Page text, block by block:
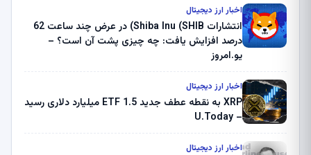
ثبت کرد – گزارش کریپتو صبح – U.Today
اخبار ارز دیجیتال
انتشارات Shiba Inu (SHIB) در عرض چند ساعت 62
درصد افزایش یافت: چه چیزی پشت آن است؟ –
یو.امروز
اخبار ارز دیجیتال
XRP به نقطه عطف جدید ETF 1.5 میلیارد دلاری رسید
– U.Today
اخبار ارز دیجیتال